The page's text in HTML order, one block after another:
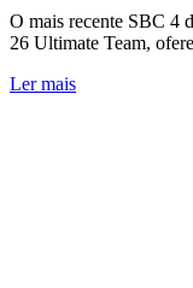
O mais recente SBC 4
26 Ultimate Team,
Ler mais